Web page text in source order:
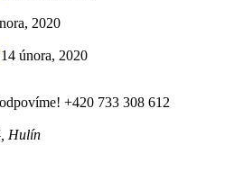
2020
14 února, 2020
+420 733 308 612
Hulín